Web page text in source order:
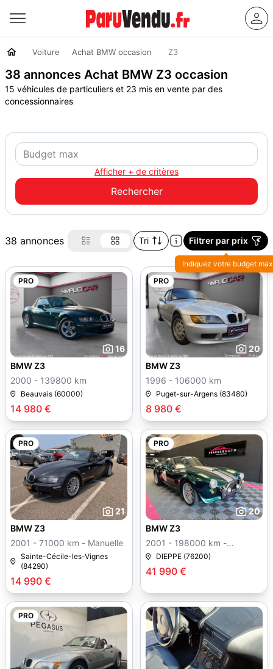
Voiture Achat BMW occasion Z3
38 annonces Achat BMW Z3 occasion
15 véhicules de particuliers et 23 mis en vente par des
concessionnaires
Afficher + de critères
38 annonces Tri Filtrer par prix
Indiquez votre budget max
PRO
16
14 980 €
BMW Z3
2000 - 139800 km
Beauvais (60000)
PRO
20
8 980 €
BMW Z3
1996 - 106000 km
Puget-sur-Argens (83480)
PRO
21
14 990 €
BMW Z3
2001 - 71000 km - Manuelle
Sainte-Cécile-les-Vignes
(84290)
PRO
20
41 990 €
BMW Z3
2001 - 198000 km -
Manuelle
DIEPPE (76200)
PRO